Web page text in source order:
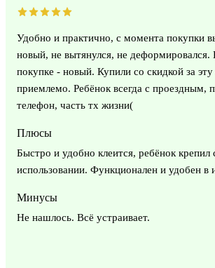
Удобно и практично, с момента покупки
новый, не вытянулся, не деформировался.
покупке - новый. Купили со скидкой за
приемлемо. Ребёнок всегда с проездным,
телефон, часть тх жизни(
Плюсы
Быстро и удобно клеится, ребёнок крепил
использовании. Функционален и удобен в
Минусы
Не нашлось. Всё устраивает.